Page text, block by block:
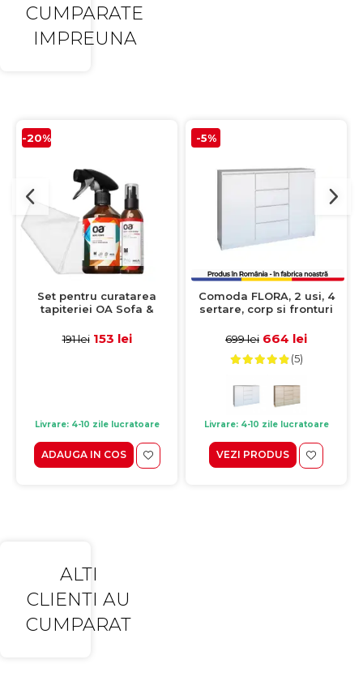
CUMPARATE
IMPREUNA
-20%
Set pentru curatarea
tapiteriei OA Sofa &
Laveta din microfibra
191 lei 153 lei
Livrare: 4-10 zile lucratoare
ADAUGA IN COS
-5%
Comoda FLORA, 2 usi, 4
sertare, corp si fronturi
699 lei 664 lei
(5)
Livrare: 4-10 zile lucratoare
VEZI PRODUS
ALTI
CLIENTI AU
CUMPARAT